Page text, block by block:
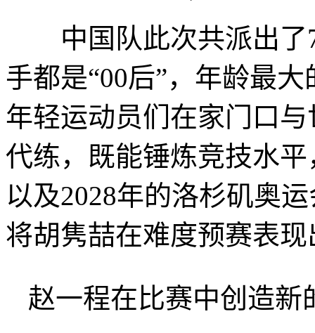
中国队此次共派出了7
手都是“00后”，年龄最
年轻运动员们在家门口
代练，既能锤炼竞技水
以及2028年的洛杉矶奥
将胡隽喆在难度预赛表
赵一程在比赛中创造